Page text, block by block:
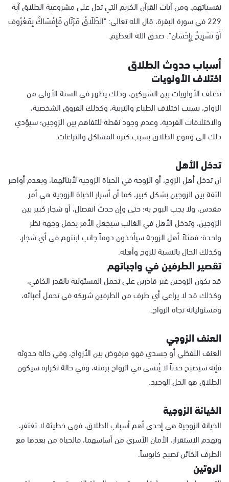
نفسياتهم. ومن آيات القرآن الكريم التي تدل على مشروعية الطلاق آية
229 في سورة البقرة، قال الله تعالى: "الطَلَاقُ مَرَتَان فَإِمْسَاكٌ بِمَعْرُوف
أَوْ تَسْرِيحٌ بِإِحْسَان". صدق الله العظيم.
أسباب حدوث الطلاق
اختلاف الأولويات
تختلف الأولويات بين الشريكين، وذلك يظهر في السنة الأولى من
الزواج، بسبب اختلاف الطباع والتربية، وكذلك الفروق الشخصية،
والاختلافات الفردية، وعدم وجود نقطة للتفاهم بين الزوجين؛ سيؤدي
ذلك الى وقوع الطلاق بسبب كثرة المشاكل والنزاعات.
تدخل الأهل
ان تدخل أهل الزوج، أو الزوجة في الحياة الزوجية لأبنائهما، ويعدم أواصر
الثقة بين الزوجين بشكل كبير، كما أن أسرار الحياة الزوجية هي أمر
مقدس، ولا يجب البوح به؛ حتى وإن حدث انفصال، أو شجار كبير بين
الزوجين، وتدخل الأهل في الغالب سيجعل الأمر يحمل وجهة نظر
واحدة؛ فمثلاً أهل الزوجة سيأخذون دوماً جانب ابنتهم في أي شجار،
وكذلك الحال بالنسبة للزوج وأهله.
تقصير الطرفين في واجباتهم
قد يكون الزوجين غير قادرين على تحمل المسئولية بالقدر الكافي،
وكذلك قد لا يراعي أي طرف من الطرفين شريكه في تحمل أعبائه،
ومسئولياته تجاه الزواج.
العنف الزوجي
العنف اللفظي أو جسدي فهو مرفوض بين الأزواج، وفي حالة حدوثه
فإنه سيصبح حدثاً لا يُنسى في الزواج برمته، وفي حالة تكراره سيكون
الطلاق هو الحل الوحيد.
الخيانة الزوجية
الخيانة الزوجية هي إحدى أهم أسباب الطلاق، فهي خطيئة لا تغتفر،
وتهدم الاستقرار، الأمان الأسري من أساسهما، فالحياة من بعدها مع
الطرف الخائن تصبح كابوساً.
الروتين